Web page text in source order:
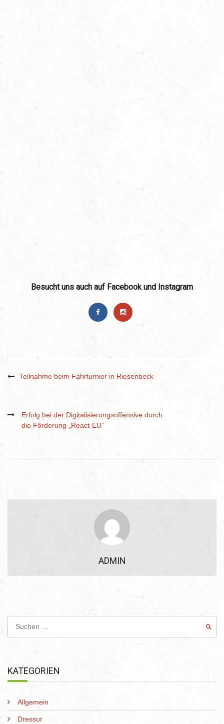
Besucht uns auch auf Facebook und Instagram
Teilnahme beim Fahrturnier in Riesenbeck
Erfolg bei der Digitalisierungsoffensive durch
die Förderung „React-EU“
ADMIN
KATEGORIEN
Allgemein
Dressur